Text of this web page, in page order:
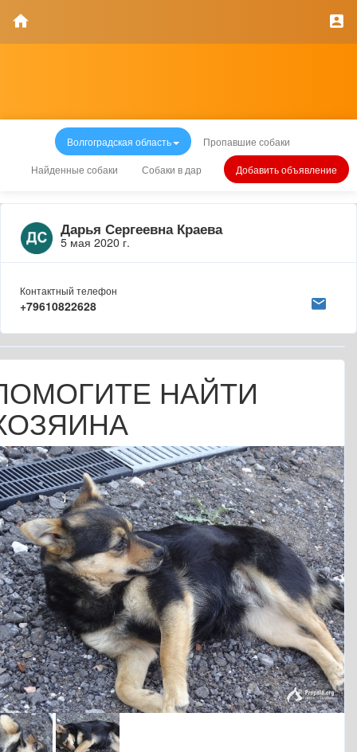
Волгоградская область Пропавшие собаки
Найденные собаки Собаки в дар Добавить объявление
Дарья Сергеевна Краева
5 мая 2020 г.
Контактный телефон
+79610822628
НАЙТИ